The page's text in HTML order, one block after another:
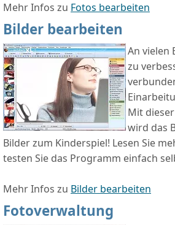
Mehr Infos zu Fotos bearbeiten
Bilder bearbeiten
An vielen
zu
Mit
wird das
Bilder zum Kinderspiel! Lesen Sie
testen Sie das Programm einfach
Mehr Infos zu Bilder bearbeiten
Fotoverwaltung